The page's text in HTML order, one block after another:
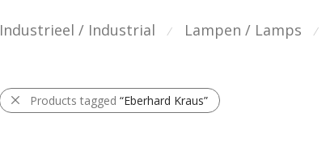
Industrieel / Industrial ⁄ Lampen / Lamps ⁄
Products tagged “Eberhard Kraus”